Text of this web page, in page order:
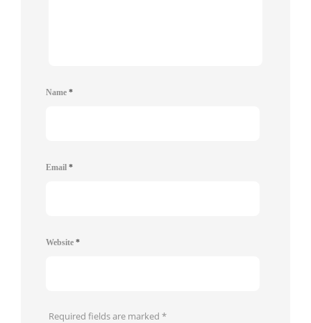
Name *
Email *
Website *
Required fields are marked *